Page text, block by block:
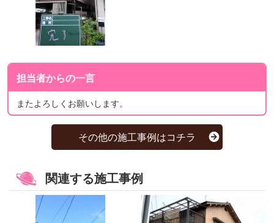
担当者からの一言
またよろしくお願いします。
その他の施工事例はコチラ
関連する施工事例